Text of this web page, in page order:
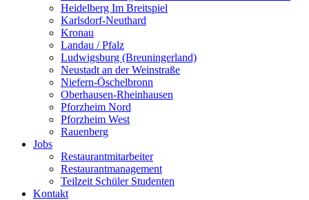
Heidelberg Im Breitspiel
Karlsdorf-Neuthard
Kronau
Landau / Pfalz
Ludwigsburg (Breuningerland)
Neustadt an der Weinstraße
Niefern-Öschelbronn
Oberhausen-Rheinhausen
Pforzheim Nord
Pforzheim West
Rauenberg
Jobs
Restaurantmitarbeiter
Restaurantmanagement
Teilzeit Schüler Studenten
Kontakt